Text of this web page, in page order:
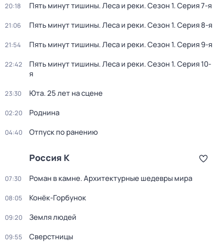
20:18 Пять минут тишины. Леса и реки. Сезон 1. Серия 7-я
21:06 Пять минут тишины. Леса и реки. Сезон 1. Серия 8-я
21:54 Пять минут тишины. Леса и реки. Сезон 1. Серия 9-я
22:42 Пять минут тишины. Леса и реки. Сезон 1. Серия 10-
я
23:30 Юта. 25 лет на сцене
02:20 Роднина
04:40 Отпуск по ранению
Россия К
07:30 Роман в камне. Архитектурные шедевры мира
08:05 Конёк-Горбунок
09:20 Земля людей
09:55 Сверстницы